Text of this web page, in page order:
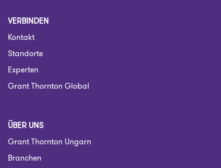
VERBINDEN
Kontakt
Standorte
Experten
Grant Thornton Global
ÜBER UNS
Grant Thornton Ungarn
Branchen